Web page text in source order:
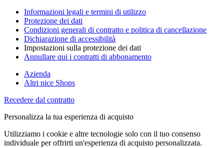
Informazioni legali e termini di utilizzo
Protezione dei dati
Condizioni generali di contratto e politica di cancellazione
Dichiarazione di accessibilità
Impostazioni sulla protezione dei dati
Annullare qui i contratti di abbonamento
Azienda
Altri nice Shops
Recedere dal contratto
Personalizza la tua esperienza di acquisto
Utilizziamo i cookie e altre tecnologie solo con il tuo consenso
individuale per offrirti un'esperienza di acquisto personalizzata.